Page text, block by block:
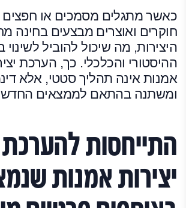
כאשר מתגלים מסמכים או
חוקרים ואוצרים מבצעים בחינה
היצירות, מה שיכול להוביל לשינוי
ההיסטורי והכלכלי. כך, הערכת
אמנות אינה תהליך סטטי, אלא
ומשתנה בהתאם לממצאים
התייחסות להערכת
יצירות אמנות